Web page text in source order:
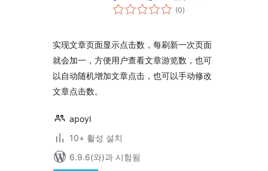
(0전
체)
实现文章页面显示点击数，每刷新一次页面
就会加一，方便用户查看文章游览数，也可
以自动随机增加文章点击，也可以手动修改
文章点击数。
apoyl
10+ 활성 설치
6.9.6(와)과 시험됨